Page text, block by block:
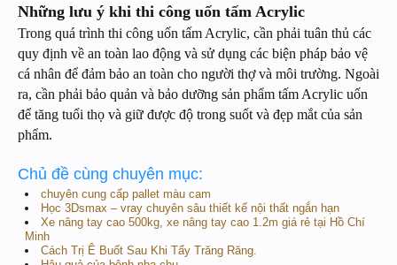
Những lưu ý khi thi công uốn tấm Acrylic
Trong quá trình thi công uốn tấm Acrylic, cần phải tuân thủ các
quy định về an toàn lao động và sử dụng các biện pháp bảo vệ
cá nhân để đảm bảo an toàn cho người thợ và môi trường. Ngoài
ra, cần phải bảo quản và bảo dưỡng sản phẩm tấm Acrylic uốn
để tăng tuổi thọ và giữ được độ trong suốt và đẹp mắt của sản
phẩm.
Chủ đề cùng chuyên mục:
chuyên cung cấp pallet màu cam
Học 3Dsmax – vray chuyên sâu thiết kế nội thất ngắn hạn
Xe nâng tay cao 500kg, xe nâng tay cao 1.2m giá rẻ tại Hồ Chí
Minh
Cách Trị Ê Buốt Sau Khi Tẩy Trăng Răng.